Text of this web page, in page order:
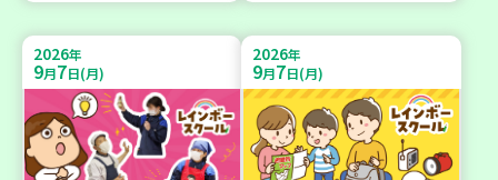
2026年
9月7日(月)
2026年
9月7日(月)